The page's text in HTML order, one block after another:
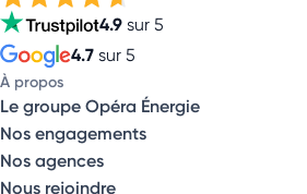
4.9 sur 5
4.7 sur 5
À propos
Le groupe Opéra Énergie
Nos engagements
Nos agences
Nous rejoindre